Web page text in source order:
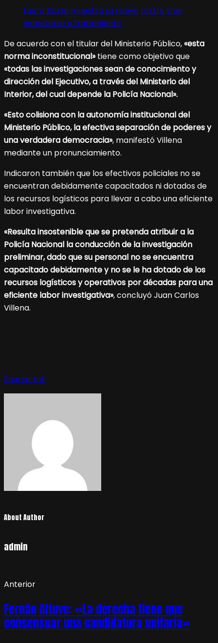
Laura Bozzo muestra su nuevo rostro tras
someterse a tratamiento
De acuerdo con el titular del Ministerio Público,«esta
norma inconstitucional»tiene como objetivo que
«todas las investigaciones sean de conocimiento y
dirección del Ejecutivo, a través del Ministerio del
Interior, del cual depende la Policía Nacional».
«Esto colisiona con la autonomía institucional del
Ministerio Público, la efectiva separación de poderes y
una verdadera democracia», manifestó Villena
mediante un pronunciamiento.
Indicaron también que los efectivos policiales no se
encuentran debidamente capacitados ni dotados de
los recursos logísticos para llevar a cabo una eficiente
labor investigativa.
«Resulta insostenible que se pretenda atribuir a la
Policía Nacional la conducción de la investigación
preliminar, dado que su personal no se encuentra
capacitado debidamente y no se le ha dotado de los
recursos logísticos y operativos por décadas para una
eficiente labor investigativa», concluyó Juan Carlos
Villena.
Source link
About Author
admin
Anterior
Fernán Altuve: «La derecha tiene que
consensuar una candidatura unitaria»